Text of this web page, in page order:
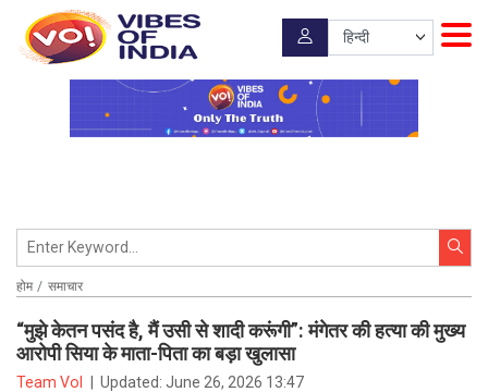
होम समाचार
“मुझे केतन पसंद है, मैं उसी से शादी करूंगी”: मंगेतर की हत्या की मुख्य
आरोपी सिया के माता-पिता का बड़ा खुलासा
Team VoI Updated:June 26, 2026 13:47